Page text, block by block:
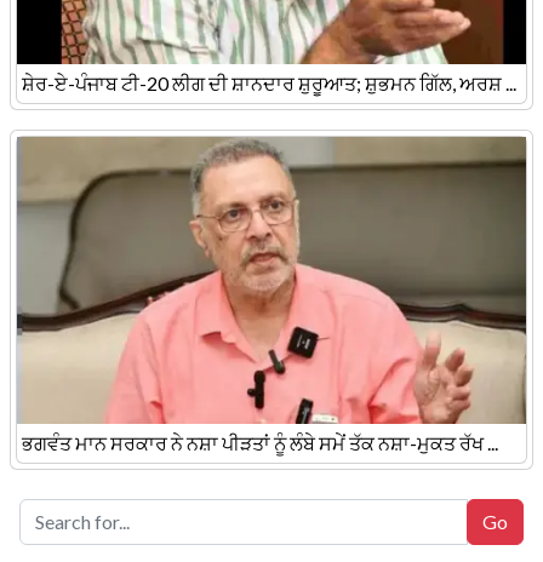
ਸ਼ੇਰ-ਏ-ਪੰਜਾਬ ਟੀ-20 ਲੀਗ ਦੀ ਸ਼ਾਨਦਾਰ ਸ਼ੁਰੂਆਤ; ਸ਼ੁਭਮਨ ਗਿੱਲ, ਅਰਸ਼ ...
ਭਗਵੰਤ ਮਾਨ ਸਰਕਾਰ ਨੇ ਨਸ਼ਾ ਪੀੜਤਾਂ ਨੂੰ ਲੰਬੇ ਸਮੇਂ ਤੱਕ ਨਸ਼ਾ-ਮੁਕਤ ਰੱਖ ...